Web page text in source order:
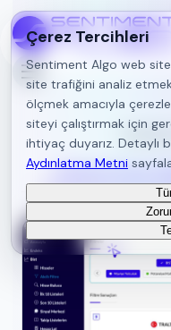
Sentiment Panel
Geri
Çerez Tercihleri
Sentiment Algo web
site trafiğini analiz
ölçmek amacıyla
siteyi çalıştırmak için
ihtiyaç duyarız. Detaylı
Aydınlatma Metni